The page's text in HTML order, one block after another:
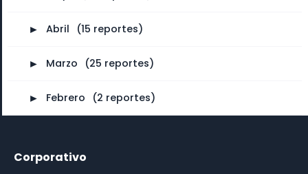
► Abril (15 reportes)
► Marzo (25 reportes)
► Febrero (2 reportes)
Corporativo